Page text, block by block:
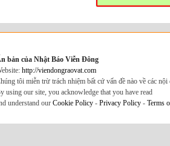
bản của Nhật Báo Viễn Đông
http://viendongraovat.com
tôi miễn trừ trách nhiệm bất cứ vấn đề nào về các
using our site, you acknowledge that you have read
understand our Cookie Policy - Privacy Policy - Terms